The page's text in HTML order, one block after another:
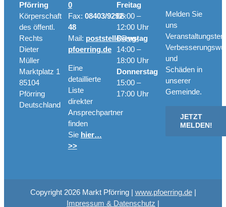
Pförring
Körperschaft
des öffentl.
Rechts
Dieter
Müller
Marktplatz 1
85104
Pförring
Deutschland
0
Fax: 08403/9292-
48
Mail: poststelle@vg-
pfoerring.de
Eine
detaillierte
Liste
direkter
Ansprechpartner
finden
Sie hier…
>>
Freitag
08:00 –
12:00 Uhr
Dienstag
14:00 –
18:00 Uhr
Donnerstag
15:00 –
17:00 Uhr
Melden Sie
uns
und
Schäden in
unserer
Gemeinde.
JETZT
MELDEN!
Copyright 2026 Markt Pförring | www.pfoerring.de|
Impressum & Datenschutz |